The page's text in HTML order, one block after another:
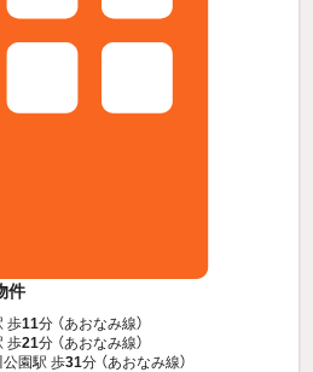
件
歩11分 （あおなみ線）
歩21分 （あおなみ線）
公園駅 歩31分 （あおなみ線）